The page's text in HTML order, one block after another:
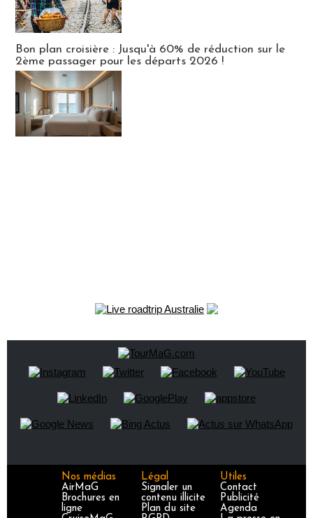
Bon plan croisière : Jusqu'à 60% de réduction sur le
2ème passager pour les départs 2026 !
Nos médias
AirMaG
Brochures en
ligne
Légal
Signaler un
contenu illicite
Plan du site
Utiles
Contact
Publicité
Agenda